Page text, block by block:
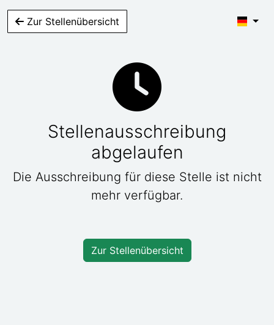
Zur Stellenübersicht
Stellenausschreibung
abgelaufen
Die Ausschreibung für diese Stelle ist nicht
mehr verfügbar.
Zur Stellenübersicht